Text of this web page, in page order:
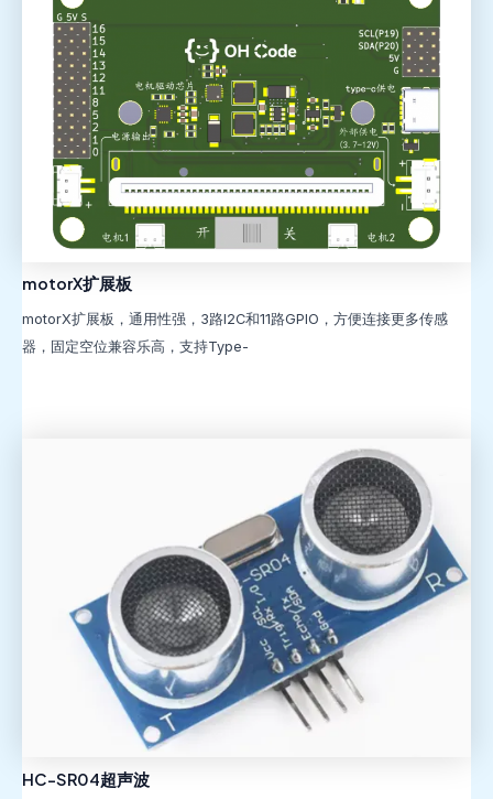
motorX扩展板
motorX扩展板，通用性强，3路I2C和11路GPIO，方便连接更多传感
器，固定空位兼容乐高，支持Type-
HC-SR04超声波